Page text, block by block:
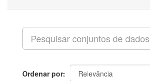
Ordenar por